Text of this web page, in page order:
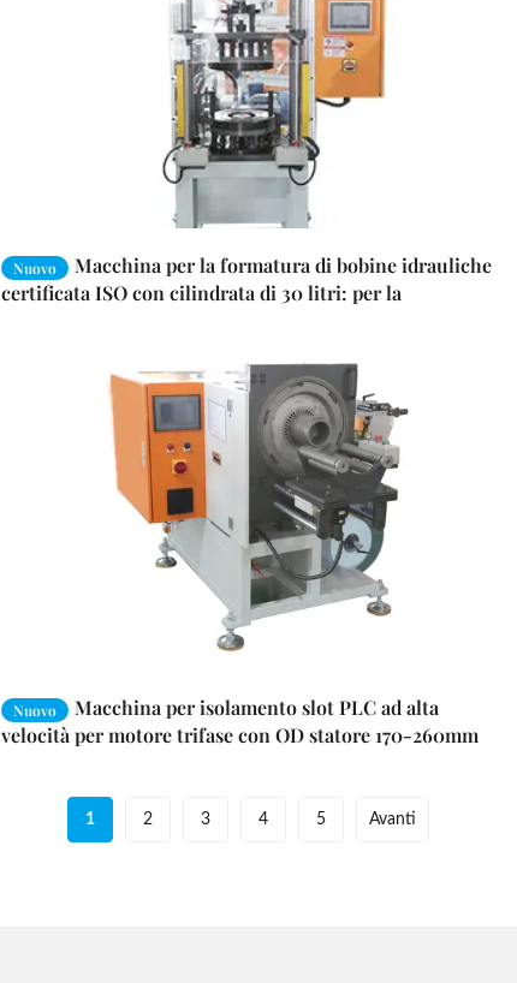
Nuovo
Macchina per la formatura di bobine idrauliche
certificata ISO con cilindrata di 30 litri: per la
Nuovo
Macchina per isolamento slot PLC ad alta
velocità per motore trifase con OD statore 170-260mm
1 2 3 4 5 Avanti